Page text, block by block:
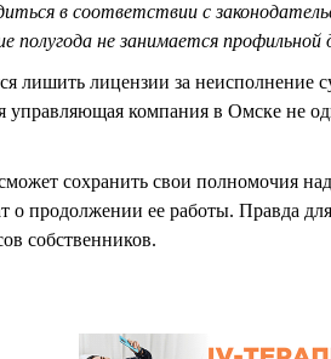
в соответствии с
полугода не занимается
лишить лицензии за неисполнение
компания в Омске не
сохранить свои полномочия
о продолжении ее работы. Правда
собственников.